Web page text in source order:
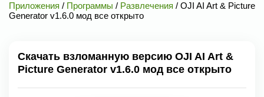
Приложения / Программы / Развлечения / OJI AI Art & Picture
Generator v1.6.0 мод все открыто
Скачать взломанную версию OJI AI Art &
Picture Generator v1.6.0 мод все открыто